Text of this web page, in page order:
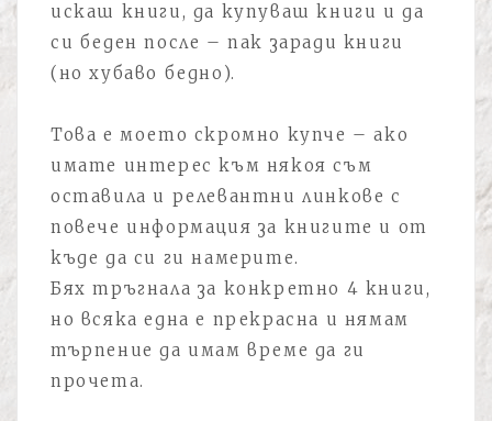
искаш книги, да купуваш книги и да
си беден после – пак заради книги
(но хубаво бедно).
Това е моето скромно купче – ако
имате интерес към някоя съм
оставила и релевантни линкове с
повече информация за книгите и от
къде да си ги намерите.
Бях тръгнала за конкретно 4 книги,
но всяка една е прекрасна и нямам
търпение да имам време да ги
прочета.